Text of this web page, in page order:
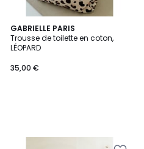
GABRIELLE PARIS
Trousse de toilette en coton,
LÉOPARD
35,00 €